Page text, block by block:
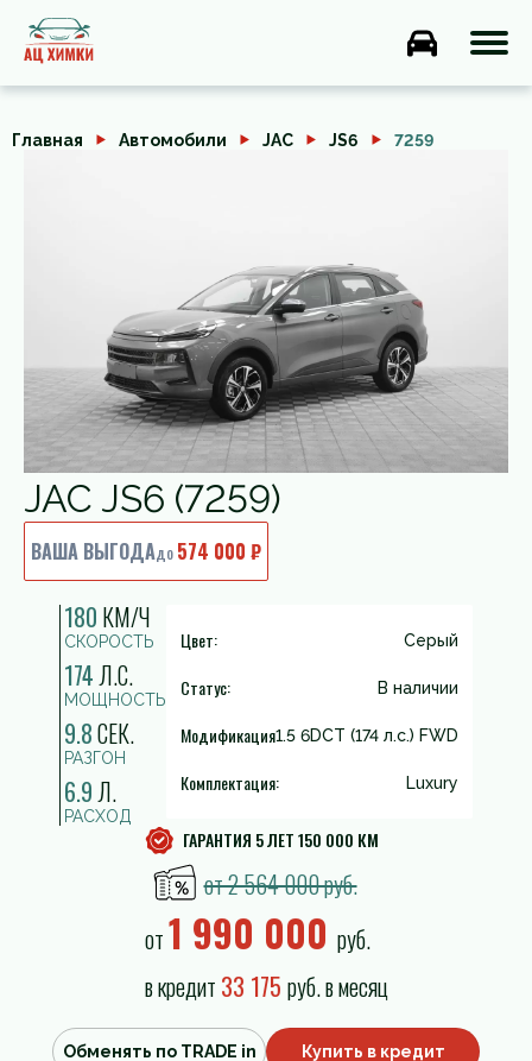
Главная Автомобили JAC JS6 7259
JAC JS6 (7259)
ВАША ВЫГОДАдо574 000 ₽
180 КМ/Ч
СКОРОСТЬ
174Л.С.
МОЩНОСТЬ
9.8СЕК.
РАЗГОН
6.9Л.
РАСХОД
Цвет: Серый
Статус: В наличии
Модификация1.5 6DCT (174 л.с.) FWD
Комплектация: Luxury
ГАРАНТИЯ 5 ЛЕТ 150 000 КМ
от 2 564 000 руб.
от1 990 000 руб.
в кредит 33 175 руб. в месяц
Обменять по TRADE in Купить в кредит